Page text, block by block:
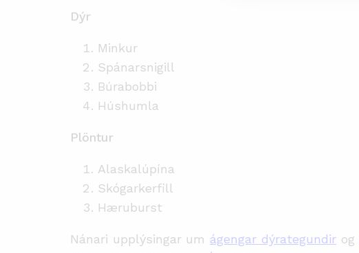
Dýr
Minkur
Spánarsnigill
Búrabobbi
Húshumla
Plöntur
Alaskalúpína
Skógarkerfill
Hæruburst
Nánari upplýsingar um ágengar dýrategundirog